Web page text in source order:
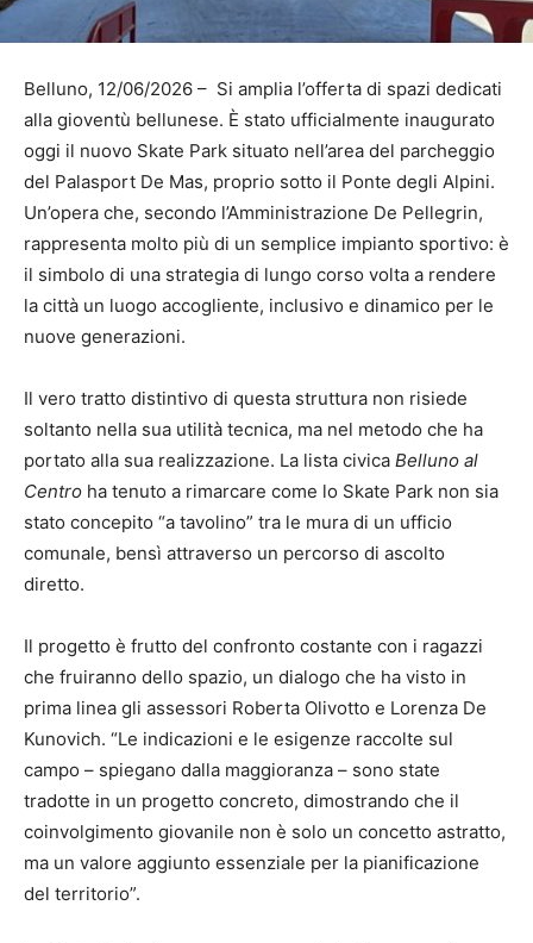
Belluno, 12/06/2026 – Si amplia l’offerta di spazi dedicati
alla gioventù bellunese. È stato ufficialmente inaugurato
oggi il nuovo Skate Park situato nell’area del parcheggio
del Palasport De Mas, proprio sotto il Ponte degli Alpini.
Un’opera che, secondo l’Amministrazione De Pellegrin,
rappresenta molto più di un semplice impianto sportivo: è
il simbolo di una strategia di lungo corso volta a rendere
la città un luogo accogliente, inclusivo e dinamico per le
nuove generazioni.
Il vero tratto distintivo di questa struttura non risiede
soltanto nella sua utilità tecnica, ma nel metodo che ha
portato alla sua realizzazione. La lista civica Belluno al
Centro ha tenuto a rimarcare come lo Skate Park non sia
stato concepito “a tavolino” tra le mura di un ufficio
comunale, bensì attraverso un percorso di ascolto
diretto.
Il progetto è frutto del confronto costante con i ragazzi
che fruiranno dello spazio, un dialogo che ha visto in
prima linea gli assessori Roberta Olivotto e Lorenza De
Kunovich. “Le indicazioni e le esigenze raccolte sul
campo – spiegano dalla maggioranza – sono state
tradotte in un progetto concreto, dimostrando che il
coinvolgimento giovanile non è solo un concetto astratto,
ma un valore aggiunto essenziale per la pianificazione
del territorio”.